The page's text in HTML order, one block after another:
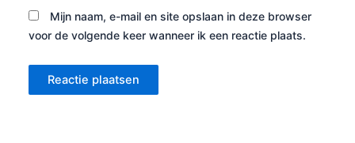
Mijn naam, e-mail en site opslaan in deze browser
voor de volgende keer wanneer ik een reactie plaats.